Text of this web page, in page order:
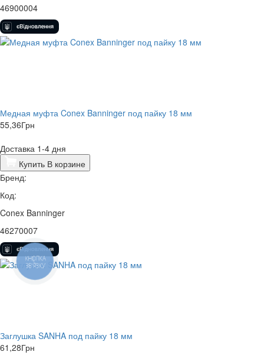
46900004
​Медная муфта Conex Banninger под пайку 18 мм
55,36Грн
Доставка 1-4 дня
Купить В корзине
Бренд:
Код:
Conex Banninger
46270007
Заглушка SANHA под пайку 18 мм
61,28Грн
КНОПКА
ЗВ'ЯЗКУ